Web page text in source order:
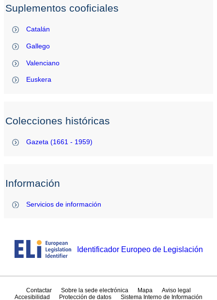
Suplementos cooficiales
Catalán
Gallego
Valenciano
Euskera
Colecciones históricas
Gazeta (1661 - 1959)
Información
Servicios de información
Identificador Europeo de Legislación
Contactar Sobre la sede electrónica Mapa
Aviso legal
Accesibilidad
Protección de datos Sistema Interno de Información